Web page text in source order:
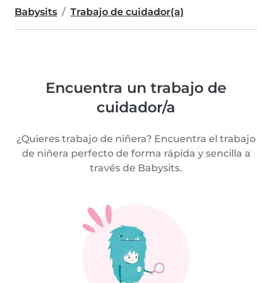
Babysits Trabajo de cuidador(a)
Encuentra un trabajo de
cuidador/a
¿Quieres trabajo de niñera? Encuentra el trabajo
de niñera perfecto de forma rápida y sencilla a
través de Babysits.